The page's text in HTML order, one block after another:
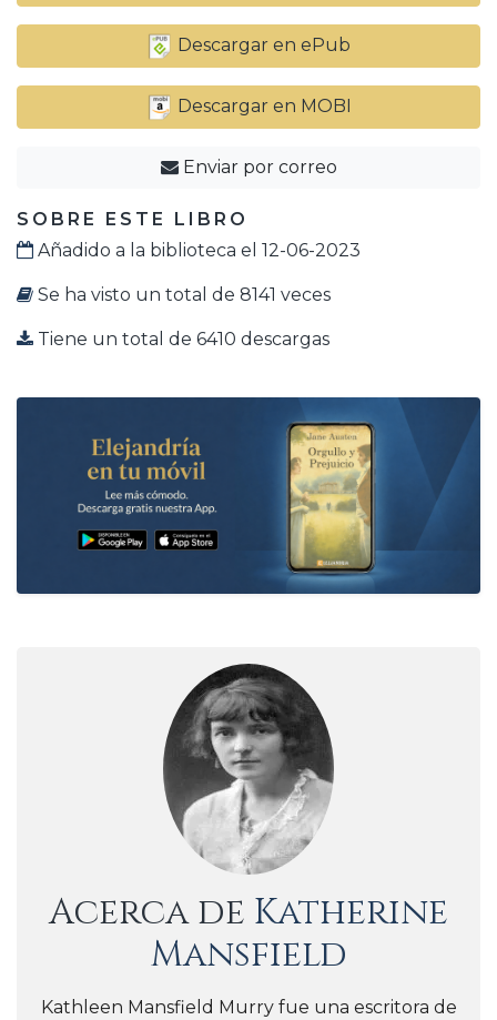
Descargar en ePub
Descargar en MOBI
Enviar por correo
SOBRE ESTE LIBRO
Añadido a la biblioteca el 12-06-2023
Se ha visto un total de 8141 veces
Tiene un total de 6410 descargas
Acerca de Katherine
Mansfield
Kathleen Mansfield Murry fue una escritora de